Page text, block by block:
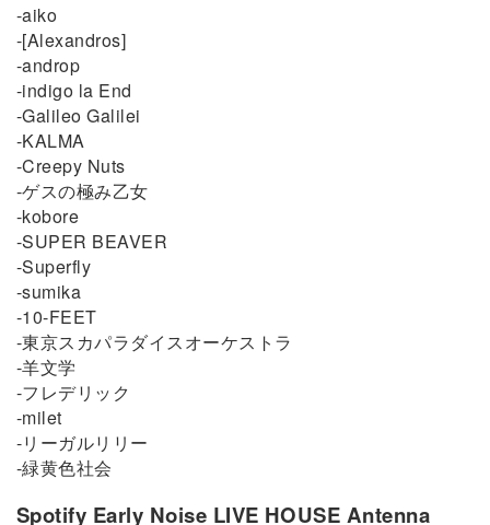
-aiko
-[Alexandros]
-androp
-indigo la End
-Galileo Galilei
-KALMA
-Creepy Nuts
-ゲスの極み乙女
-kobore
-SUPER BEAVER
-Superfly
-sumika
-10-FEET
-東京スカパラダイスオーケストラ
-羊文学
-フレデリック
-milet
-リーガルリリー
-緑黄色社会
Spotify Early Noise LIVE HOUSE Antenna